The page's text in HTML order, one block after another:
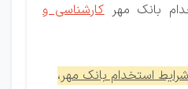
بانک مهرکارشناسی و
استخدام بانک مهر،